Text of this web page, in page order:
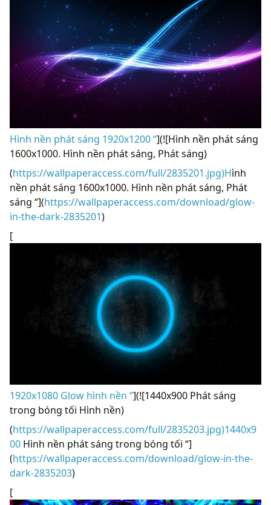
Hình nền phát sáng 1920x1200 “](![Hình nền phát sáng
1600x1000. Hình nền phát sáng, Phát sáng)
(https://wallpaperaccess.com/full/2835201.jpg)Hình
nền phát sáng 1600x1000. Hình nền phát sáng, Phát
sáng “](https://wallpaperaccess.com/download/glow-
in-the-dark-2835201)
[
1920x1080 Glow hình nền “](![1440x900 Phát sáng
trong bóng tối Hình nền)
(https://wallpaperaccess.com/full/2835203.jpg)1440x9
00 Hình nền phát sáng trong bóng tối “]
(https://wallpaperaccess.com/download/glow-in-the-
dark-2835203)
[